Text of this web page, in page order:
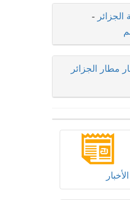
-
مطار الجزائر
الأخبار